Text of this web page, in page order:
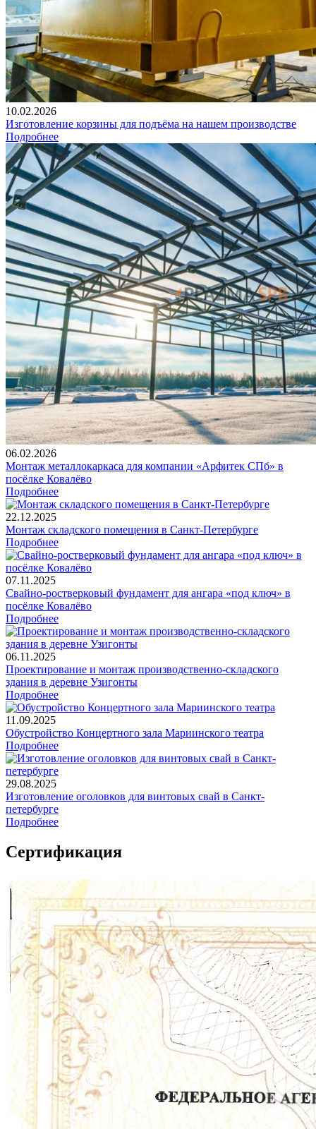
10.02.2026
Изготовление корзины для подъёма на нашем производстве
Подробнее
06.02.2026
Монтаж металлокаркаса для компании «Арфитек СПб» в
посёлке Ковалёво
Подробнее
22.12.2025
Монтаж складского помещения в Санкт-Петербурге
Подробнее
07.11.2025
Свайно-ростверковый фундамент для ангара «под ключ» в
посёлке Ковалёво
Подробнее
06.11.2025
Проектирование и монтаж производственно-складского
здания в деревне Узигонты
Подробнее
11.09.2025
Обустройство Концертного зала Мариинского театра
Подробнее
29.08.2025
Изготовление оголовков для винтовых свай в Санкт-
петербурге
Подробнее
Сертификация